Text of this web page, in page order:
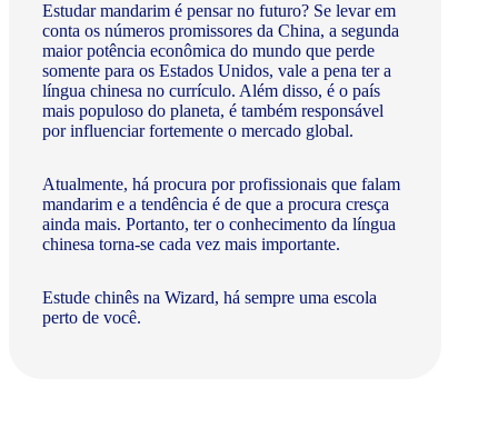
Estudar mandarim é pensar no futuro? Se levar em
conta os números promissores da China, a segunda
maior potência econômica do mundo que perde
somente para os Estados Unidos, vale a pena ter a
língua chinesa no currículo. Além disso, é o país
mais populoso do planeta, é também responsável
por influenciar fortemente o mercado global.
Atualmente, há procura por profissionais que falam
mandarim e a tendência é de que a procura cresça
ainda mais. Portanto, ter o conhecimento da língua
chinesa torna-se cada vez mais importante.
Estude chinês na Wizard, há sempre uma escola
perto de você.